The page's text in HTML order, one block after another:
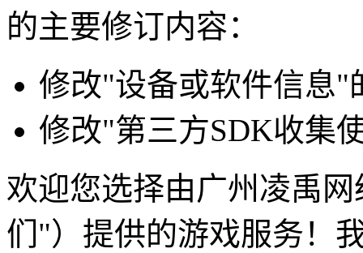
的主要修订内容：
修改"设备或软件信息"
修改"第三方SDK收集
欢迎您选择由广州凌禹
们"）提供的游戏服务！